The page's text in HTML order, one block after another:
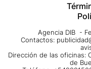
Agencia DIB -
Contactos:
Dirección de las oficinas:
de